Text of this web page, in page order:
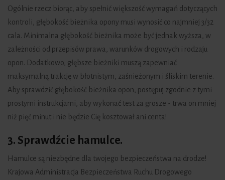
Ogólnie rzecz biorąc, aby spełnić większość wymagań dotyczących
kontroli, głębokość bieżnika opony musi wynosić co najmniej 3/32
cala. Minimalna głębokość bieżnika może być jednak wyższa, w
zależności od przepisów prawa, warunków drogowych i rodzaju
opon. Dodatkowo, głębsze bieżniki muszą zapewniać
maksymalną trakcję w błotnistym, zaśnieżonym i śliskim terenie.
Aby sprawdzić głębokość bieżnika opon, postępuj zgodnie z tymi
prostymi instrukcjami, aby wykonać test za grosze - trwa on mniej
niż pięć minut i nie będzie Cię kosztował ani centa!
3. Sprawdźcie hamulce.
Hamulce są niezbędne dla twojego bezpieczeństwa na drodze!
Krajowa Administracja Bezpieczeństwa Ruchu Drogowego